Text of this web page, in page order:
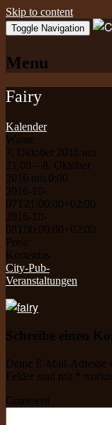
Skip to content
Toggle Navigation
Menu
Fairy
Kalender
Wann:
7. Oktober 2016 um
21:00 – 8. Oktober
2016 um 0:00
2016-10-
07T21:00:00+02:00
2016-10-
08T00:00:00+02:00
Preis:
Kostenlos
City-Pub-
Veranstaltungen
Schreibe einen
Deine E-Mail-Adresse
Felder sind mit
Comment